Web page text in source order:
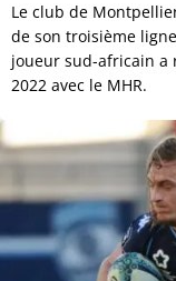
Le club de
de son troisième
joueur sud-africain a
2022 avec le MHR.